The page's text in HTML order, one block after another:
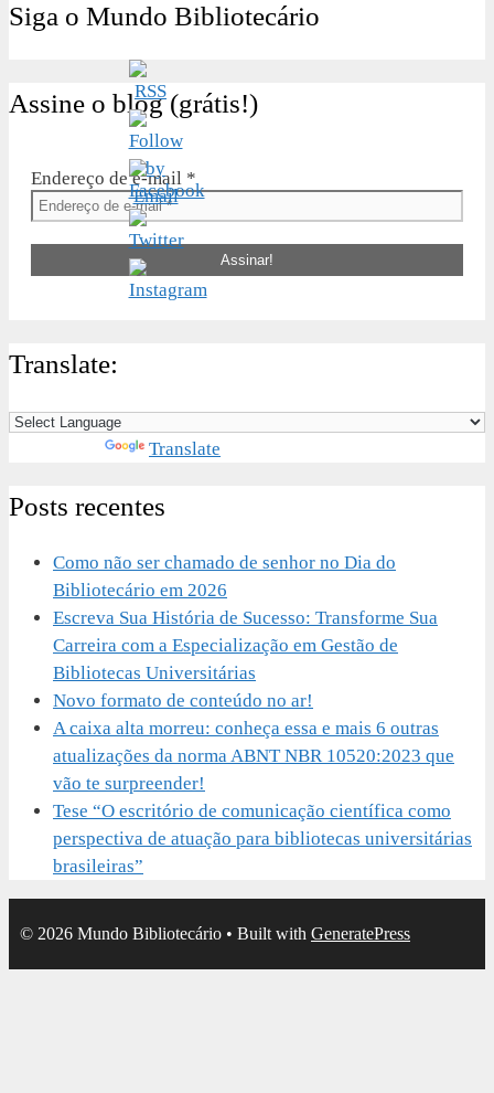
Siga o Mundo Bibliotecário
Assine o blog (grátis!)
Endereço de e-mail *
Translate:
Translate
Posts recentes
Como não ser chamado de senhor no Dia do
Bibliotecário em 2026
Escreva Sua História de Sucesso: Transforme Sua
Carreira com a Especialização em Gestão de
Bibliotecas Universitárias
Novo formato de conteúdo no ar!
A caixa alta morreu: conheça essa e mais 6 outras
atualizações da norma ABNT NBR 10520:2023 que
vão te surpreender!
Tese “O escritório de comunicação científica como
perspectiva de atuação para bibliotecas universitárias
brasileiras”
© 2026 Mundo Bibliotecário • Built with GeneratePress